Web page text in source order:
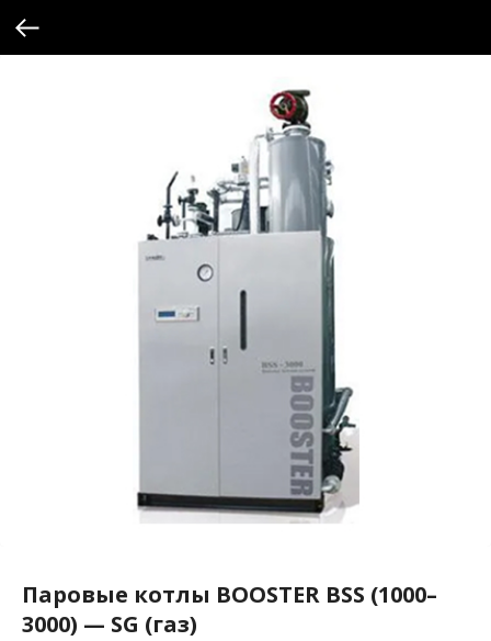
Паровые котлы BOOSTER BSS (1000–
3000) — SG (газ)